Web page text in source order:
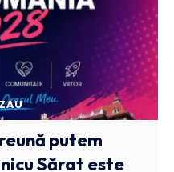
putem
Sărat este